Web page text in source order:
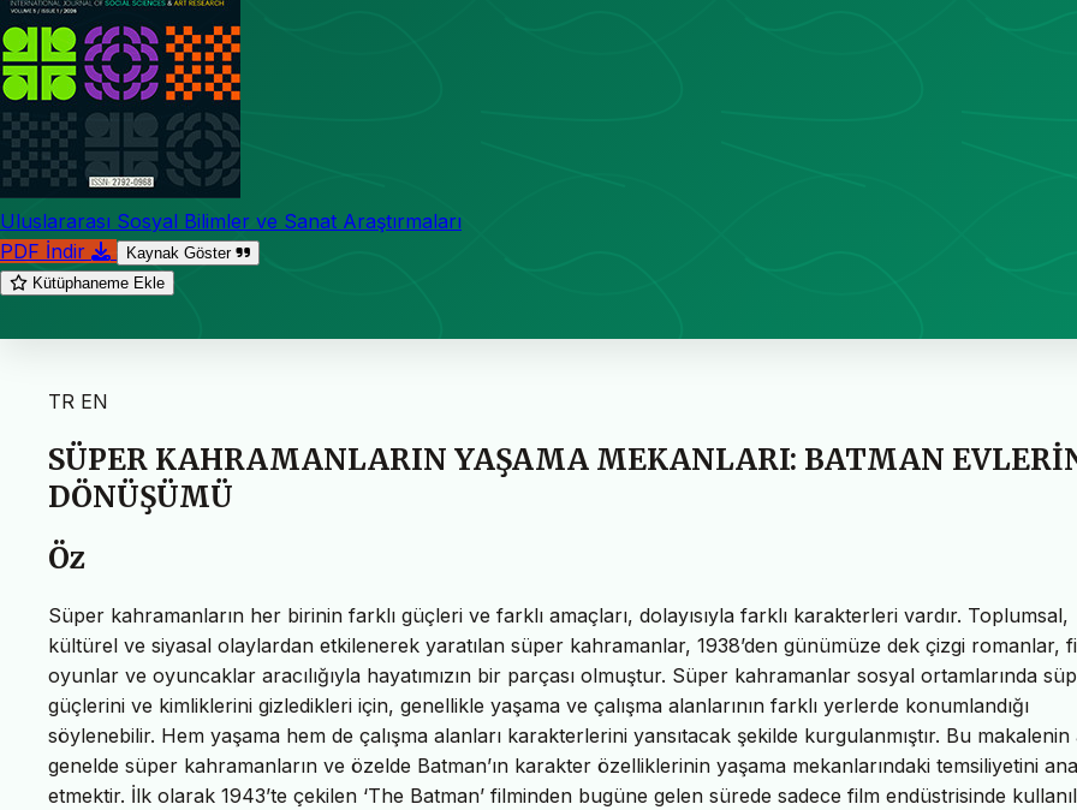
Uluslararası Sosyal Bilimler ve Sanat Araştırmaları
PDF İndir
Kaynak Göster
Kütüphaneme Ekle
TR EN
SÜPER KAHRAMANLARIN YAŞAMA MEKANLARI: BATMAN
DÖNÜŞÜMÜ
Öz
Süper kahramanların her birinin farklı güçleri ve farklı amaçları, dolayısıyla farklı karakterleri vardır. Toplumsal,
kültürel ve siyasal olaylardan etkilenerek yaratılan süper kahramanlar, 1938’den günümüze dek çizgi romanlar,
oyunlar ve oyuncaklar aracılığıyla hayatımızın bir parçası olmuştur. Süper kahramanlar sosyal ortamlarında
güçlerini ve kimliklerini gizledikleri için, genellikle yaşama ve çalışma alanlarının farklı yerlerde konumlandığı
söylenebilir. Hem yaşama hem de çalışma alanları karakterlerini yansıtacak şekilde kurgulanmıştır. Bu makalenin
genelde süper kahramanların ve özelde Batman’ın karakter özelliklerinin yaşama mekanlarındaki temsiliyetini
etmektir. İlk olarak 1943’te çekilen ‘The Batman’ filminden bugüne gelen sürede sadece film endüstrisinde